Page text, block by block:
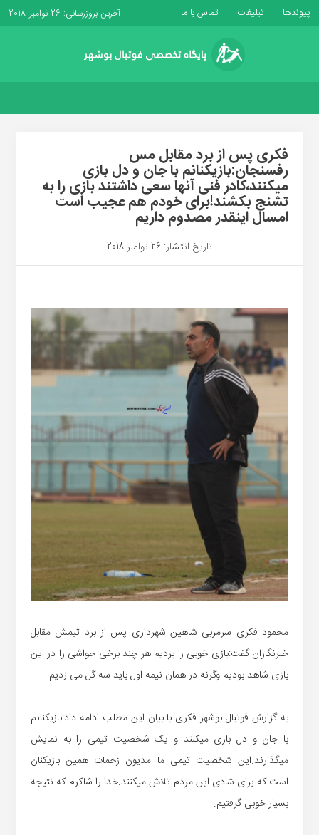
پیوندها تبلیغات تماس با ما آخرین بروزرسانی: 26 نوامبر 2018
فکری پس از برد مقابل مس
رفسنجان:بازیکنانم با جان و دل بازی
میکنند،کادر فنی آنها سعی داشتند بازی را به
تشنج بکشند!برای خودم هم عجیب است
امسال اینقدر مصدوم داریم
تاریخ انتشار: 26 نوامبر 2018
محمود فکری سرمربی شاهین شهرداری پس از برد تیمش مقابل
خبرنگاران گفت:بازی خوبی را بردیم هر چند برخی حواشی را در این
بازی شاهد بودیم وگرنه در همان نیمه اول باید سه گل می زدیم.
به گزارش فوتبال بوشهر فکری با بیان این مطلب ادامه داد:بازیکنانم
با جان و دل بازی میکنند و یک شخصیت تیمی را به نمایش
میگذارند.این شخصیت تیمی ما مدیون زحمات همین بازیکنان
است که برای شادی این مردم تلاش میکنند.خدا را شاکرم که نتیجه
بسیار خوبی گرفتیم.